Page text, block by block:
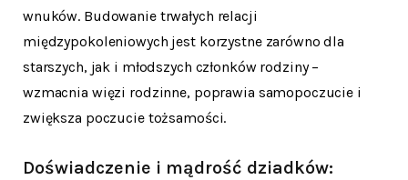
wnuków. Budowanie trwałych relacji
międzypokoleniowych jest korzystne zarówno dla
starszych, jak i młodszych członków rodziny –
wzmacnia więzi rodzinne, poprawia samopoczucie i
zwiększa poczucie tożsamości.
Doświadczenie i mądrość dziadków: